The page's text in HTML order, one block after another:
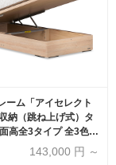
ーム「アイセレクト
納（跳ね上げ式）タ
高全3タイプ 全3色(*
ス重量確認)
143,000 円 ～